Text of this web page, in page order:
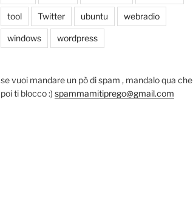
tool Twitter ubuntu webradio
windows wordpress
se vuoi mandare un pò di spam , mandalo qua che
poi ti blocco :) spammamitiprego@gmail.com